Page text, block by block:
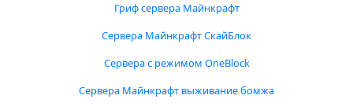
Гриф сервера Майнкрафт
Сервера Майнкрафт СкайБлок
Сервера с режимом OneBlock
Сервера Майнкрафт выживание бомжа